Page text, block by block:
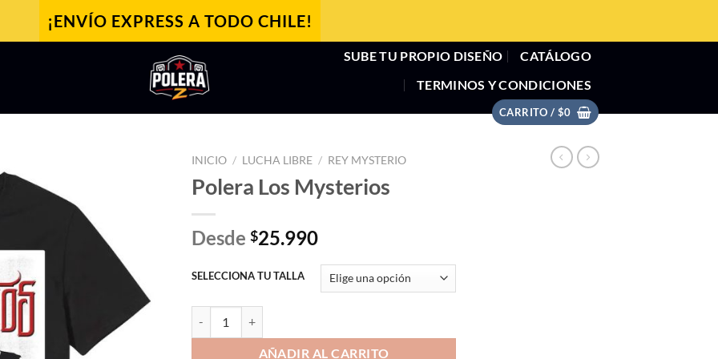
¡ENVÍO EXPRESS A TODO CHILE!
SUBE TU PROPIO DISEÑO
CATÁLOGO
TERMINOS Y CONDICIONES
CARRITO / $0
INICIO / LUCHA LIBRE / REY MYSTERIO
Polera Los Mysterios
Desde $25.990
SELECCIONA TU TALLA
AÑADIR AL CARRITO